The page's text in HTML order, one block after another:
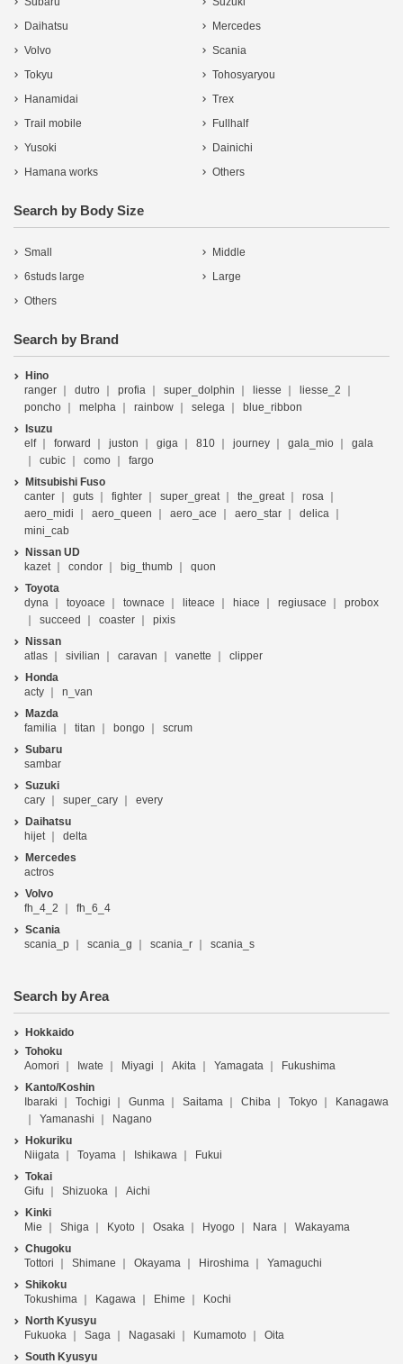
Daihatsu
Mercedes
Volvo
Scania
Tokyu
Tohosyaryou
Hanamidai
Trex
Trail mobile
Fullhalf
Yusoki
Dainichi
Hamana works
Others
Search by Body Size
Small
Middle
6studs large
Large
Others
Search by Brand
Hino
ranger
dutro profia super_dolphin liesse
liesse_2
poncho
melpha rainbow selega
blue_ribbon
Isuzu
elf
forward juston giga 810 journey gala_mio
gala
cubic
como
fargo
Mitsubishi Fuso
canter
guts fighter super_great the_great
rosa
aero_midi
aero_queen aero_ace aero_star
delica
mini_cab
Nissan UD
kazet
condor big_thumb
quon
Toyota
dyna
toyoace townace liteace hiace regiusace
probox
succeed
coaster
pixis
Nissan
atlas
sivilian caravan vanette
clipper
Honda
acty
n_van
Mazda
familia
titan bongo
scrum
Subaru
sambar
Suzuki
cary
super_cary
every
Daihatsu
hijet
delta
Mercedes
actros
Volvo
fh_4_2
fh_6_4
Scania
scania_p
scania_g scania_r scania_s
Search by Area
Hokkaido
Tohoku
Aomori
Iwate Miyagi Akita Yamagata
Fukushima
Kanto/Koshin
Ibaraki
Tochigi Gunma Saitama Chiba Tokyo
Kanagawa
Yamanashi
Nagano
Hokuriku
Niigata
Toyama Ishikawa
Fukui
Tokai
Gifu
Shizuoka
Aichi
Kinki
Mie
Shiga Kyoto Osaka Hyogo Nara
Wakayama
Chugoku
Tottori
Shimane Okayama Hiroshima
Yamaguchi
Shikoku
Tokushima
Kagawa Ehime
Kochi
North Kyusyu
Fukuoka
Saga Nagasaki Kumamoto
Oita
South Kyusyu